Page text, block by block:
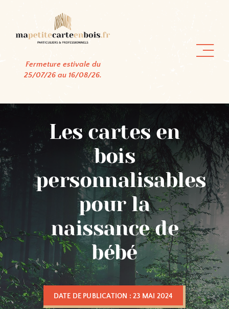
contenu
Fermeture estivale du
25/07/26 au 16/08/26.
Les cartes en
bois
personnalisables
pour la
naissance de
bébé
DATE DE PUBLICATION : 23 MAI 2024